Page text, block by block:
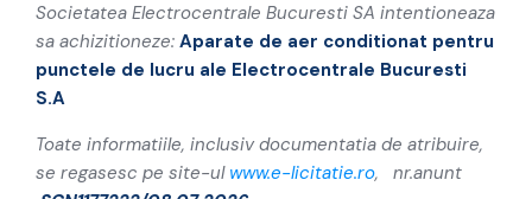
Societatea Electrocentrale Bucuresti SA intentioneaza
sa achizitioneze: Aparate de aer conditionat pentru
punctele de lucru ale Electrocentrale Bucuresti
S.A
Toate informatiile, inclusiv documentatia de atribuire,
se regasesc pe site-ul www.e-licitatie.ro, nr.anunt